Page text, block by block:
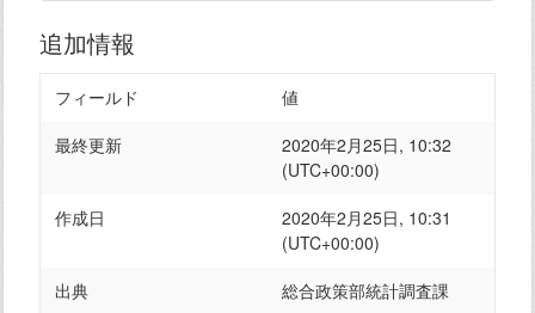
追加情報
フィールド
値
最終更新
2020年2月25日, 10:32
(UTC+00:00)
作成日
2020年2月25日, 10:31
(UTC+00:00)
出典
総合政策部統計調査課